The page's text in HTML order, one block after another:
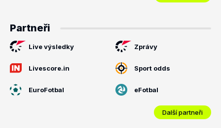
Partneři
Live výsledky Zprávy
Livescore.in Sport odds
EuroFotbal eFotbal
Další partneři